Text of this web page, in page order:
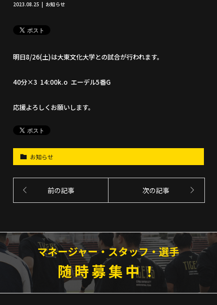
2023.08.25 お知らせ
明日8/26(土)は大東文化大学との試合が行われます。
40分×3 14:00k.o エーデル5番G
応援よろしくお願いします。
お知らせ
前の記事 次の記事
マネージャー・スタッフ・選手
随時募集中！